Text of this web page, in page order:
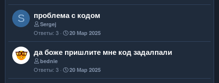
S проблема с кодом
Sergej
Ответы 3 20 Мар 2025
да боже пришлите мне код задалпали
bednie
Ответы 3 20 Мар 2025